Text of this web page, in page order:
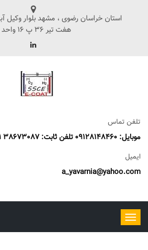
استان خراسان رضوی ، مشهد بلوار وکیل
هفت تیر 36 پ 16 واحد 8
تلفن تماس
موبایل: 09128148460 تلفن ثابت: 38673087 051
ایمیل
a_yavarnia@yahoo.com
ناوبری
را